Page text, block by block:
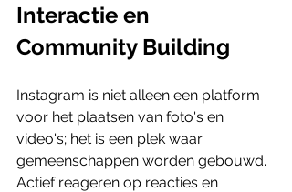
Interactie en
Community Building
Instagram is niet alleen een platform
voor het plaatsen van foto's en
video's; het is een plek waar
gemeenschappen worden gebouwd.
Actief reageren op reacties en